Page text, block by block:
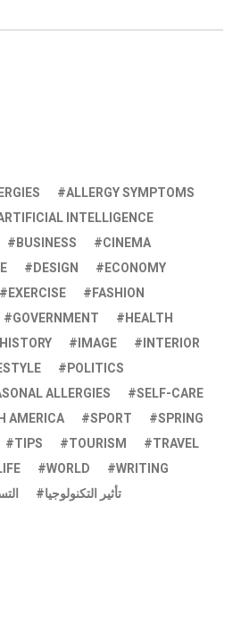
ALLERGY SYMPTOMS
INTELLIGENCE
BUSINESS
CINEMA
DESIGN
ECONOMY
EXERCISE
FASHION
GOVERNMENT
HEALTH
HISTORY IMAGE
INTERIOR
POLITICS
ALLERGIES
SELF-CARE
AMERICA SPORT
SPRING
TIPS TOURISM
TRAVEL
WORLD
WRITING
تأثير التكنولوجيا